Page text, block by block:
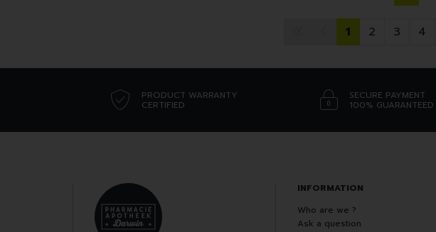
1 2 3 4
PRODUCT WARRANTY
CERTIFIED
SECURE PAYMENT
100% GUARANTEED
INFORMATION
Who are we ?
Ask a question